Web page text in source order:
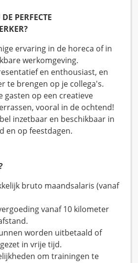
PERFECTE
ervaring in de horeca of in
werkomgeving.
en enthousiast, en
te brengen op je collega's.
gasten op een creatieve
vooral in de ochtend!
inzetbaar en beschikbaar in
en op feestdagen.
bruto maandsalaris (vanaf
vanaf 10 kilometer
worden uitbetaald of
in vrije tijd.
om trainingen te